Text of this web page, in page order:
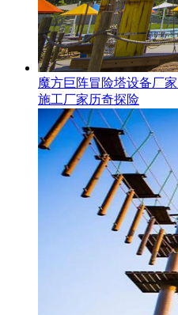
魔方巨阵冒险塔设备厂
施工厂家历奇探险